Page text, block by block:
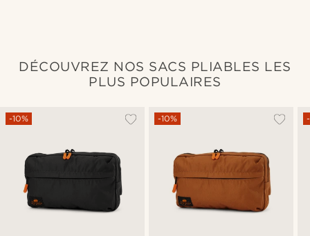
DÉCOUVREZ NOS SACS PLIABLES LES
PLUS POPULAIRES
-10% -10%